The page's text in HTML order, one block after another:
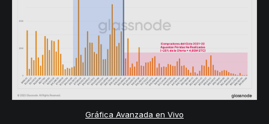
Gráfica Avanzada en Vivo